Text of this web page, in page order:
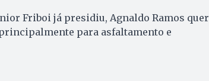
Friboi já presidiu, Agnaldo Ramos quer
para asfaltamento e